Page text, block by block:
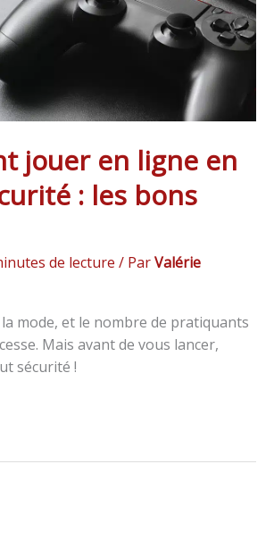
jouer en ligne en
: les bons
de lecture / ParValérie
mode, et le nombre de pratiquants
Mais avant de vous lancer,
sécurité !